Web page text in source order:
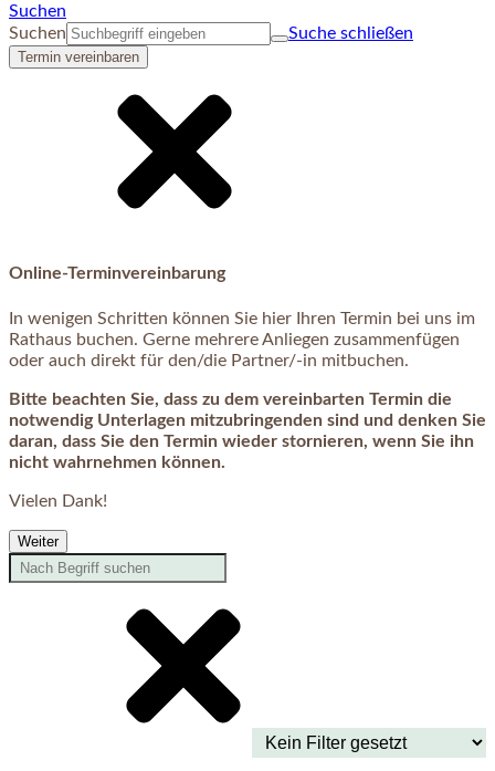
Suchen
Suchen
Suche schließen
Termin vereinbaren
Online-Terminvereinbarung
In wenigen Schritten können Sie hier Ihren Termin bei uns im
Rathaus buchen. Gerne mehrere Anliegen zusammenfügen
oder auch direkt für den/die Partner/-in mitbuchen.
Bitte beachten Sie, dass zu dem vereinbarten Termin die
notwendig Unterlagen mitzubringenden sind und denken Sie
daran, dass Sie den Termin wieder stornieren, wenn Sie ihn
nicht wahrnehmen können.
Vielen Dank!
Weiter